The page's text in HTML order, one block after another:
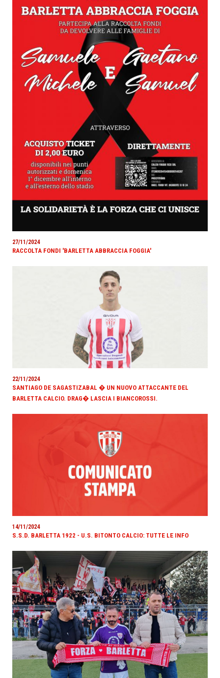
27/11/2024
RACCOLTA FONDI 'BARLETTA ABBRACCIA FOGGIA'
22/11/2024
SANTIAGO DE SAGASTIZABAL � UN NUOVO ATTACCANTE DEL
BARLETTA CALCIO. DRAG� LASCIA I BIANCOROSSI.
14/11/2024
S.S.D. BARLETTA 1922 - U.S. BITONTO CALCIO: TUTTE LE INFO